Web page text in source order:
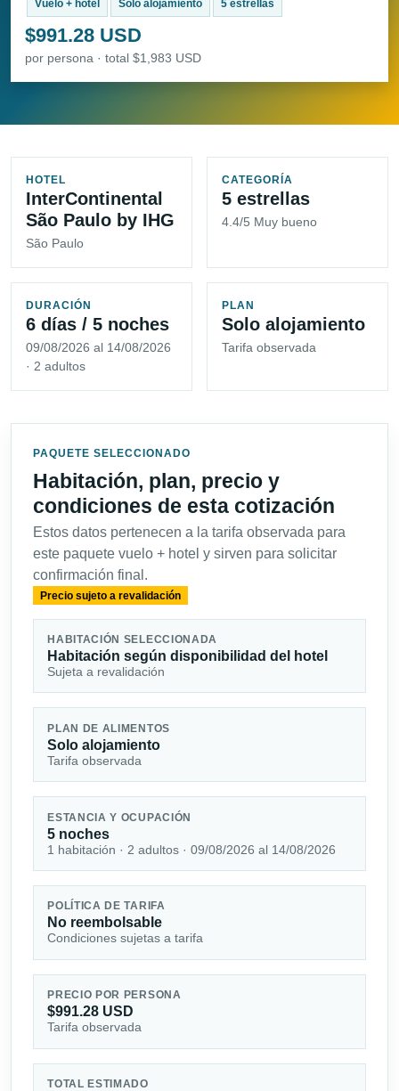
Vuelo + hotel Solo alojamiento 5 estrellas
$991.28 USD
por persona · total $1,983 USD
HOTEL
InterContinental
São Paulo by IHG
São Paulo
CATEGORÍA
5 estrellas
4.4/5 Muy bueno
DURACIÓN
6 días / 5 noches
09/08/2026 al 14/08/2026
· 2 adultos
PLAN
Solo alojamiento
Tarifa observada
PAQUETE SELECCIONADO
Habitación, plan, precio y
condiciones de esta cotización
Estos datos pertenecen a la tarifa observada para
este paquete vuelo + hotel y sirven para solicitar
confirmación final.
Precio sujeto a revalidación
HABITACIÓN SELECCIONADA
Habitación según disponibilidad del hotel
Sujeta a revalidación
PLAN DE ALIMENTOS
Solo alojamiento
Tarifa observada
ESTANCIA Y OCUPACIÓN
5 noches
1 habitación · 2 adultos · 09/08/2026 al 14/08/2026
POLÍTICA DE TARIFA
No reembolsable
Condiciones sujetas a tarifa
PRECIO POR PERSONA
$991.28 USD
Tarifa observada
TOTAL ESTIMADO